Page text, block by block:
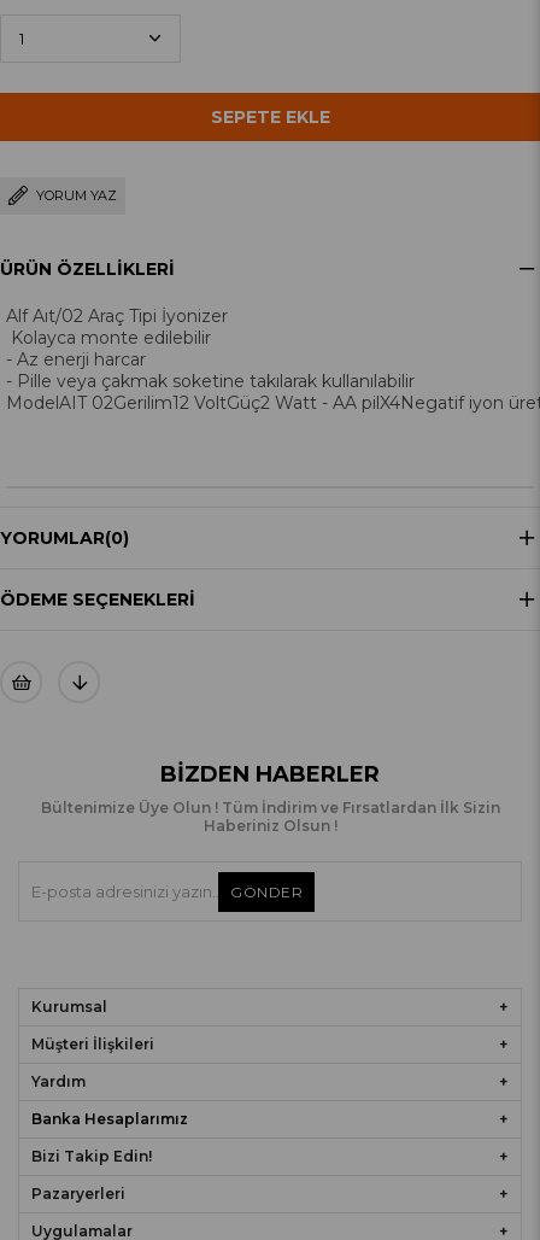
YORUM YAZ
ÜRÜN ÖZELLIKLERI
Alf Aıt/02 Araç Tipi İyonizer
Kolayca monte edilebilir
- Az enerji harcar
- Pille veya çakmak soketine takılarak kullanılabilir
ModelAIT 02Gerilim12 VoltGüç2 Watt - AA pilX4Negatif iyon
YORUMLAR(0)
ÖDEME SEÇENEKLERI
BIZDEN HABERLER
Bültenimize Üye Olun ! Tüm İndirim ve Fırsatlardan İlk Sizin
Haberiniz Olsun !
GÖNDER
Kurumsal
Müşteri İlişkileri
Yardım
Banka Hesaplarımız
Bizi Takip Edin!
Pazaryerleri
Uygulamalar